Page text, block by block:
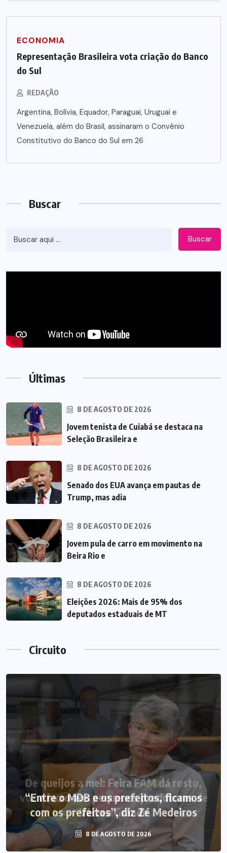
ECONOMIA
Representação Brasileira vota criação do Banco
do Sul
REDAÇÃO
Argentina, Bolívia, Equador, Paraguai, Uruguai e
Venezuela, além do Brasil, assinaram o Convênio
Constitutivo do Banco do Sul em 26
Buscar
Buscar
Últimas
8 DE AGOSTO DE 2026
Jovem tenista de Cuiabá se destaca na
Seleção Brasileira e
8 DE AGOSTO DE 2026
Senado dos EUA avança em pautas de
Trump, mas adia
8 DE AGOSTO DE 2026
Jovem pula de carro em movimento na
Beira Rio e
8 DE AGOSTO DE 2026
Eleições 2026: Mais de 95% dos
deputados estaduais de MT
Circuito
De queijos a mel: Feira FAM dá rosto,
voz e lucro aos pequenos produtores de
Várzea Grande
8 DE AGOSTO DE 2026
“Entre o MDB e os prefeitos, ficamos
com os prefeitos”, diz Zé Medeiros
8 DE AGOSTO DE 2026